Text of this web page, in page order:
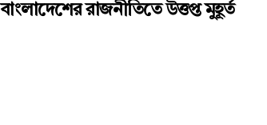
বাংলাদেশের রাজনীতিতে উত্তপ্ত মুহূর্ত